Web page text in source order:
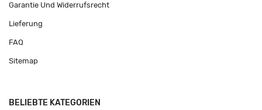
Garantie Und Widerrufsrecht
Lieferung
FAQ
Sitemap
BELIEBTE KATEGORIEN